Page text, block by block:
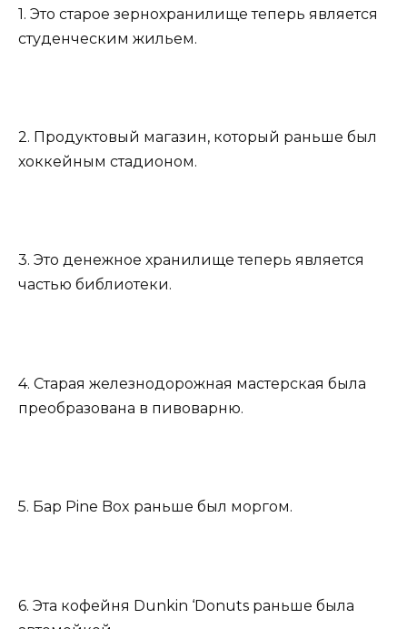
1. Это старое зернохранилище теперь является
студенческим жильем.
2. Продуктовый магазин, который раньше был
хоккейным стадионом.
3. Это денежное хранилище теперь является
частью библиотеки.
4. Старая железнодорожная мастерская была
преобразована в пивоварню.
5. Бар Pine Box раньше был моргом.
6. Эта кофейня Dunkin ‘Donuts раньше была